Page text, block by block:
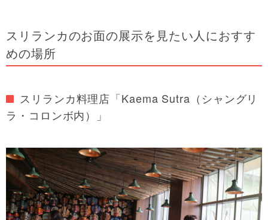
スリランカのお面の展示を見たい人におすす
めの場所
スリランカ料理店「Kaema Sutra（シャングリ
ラ・コロンボ内）」